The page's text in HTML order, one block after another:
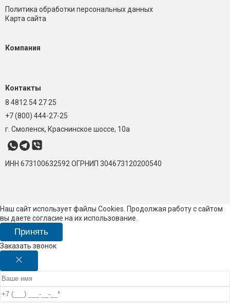
Политика обработки персональных данных
Карта сайта
Компания
Контакты
8 4812 54 27 25
+7 (800) 444-27-25
г. Смоленск, Краснинское шоссе, 10а
ИНН 673100632592 ОГРНИП 304673120200540
Наш сайт использует файлы Cookies. Продолжая работу с сайтом
вы даете согласие на их использование.
Принять
Заказать звонок